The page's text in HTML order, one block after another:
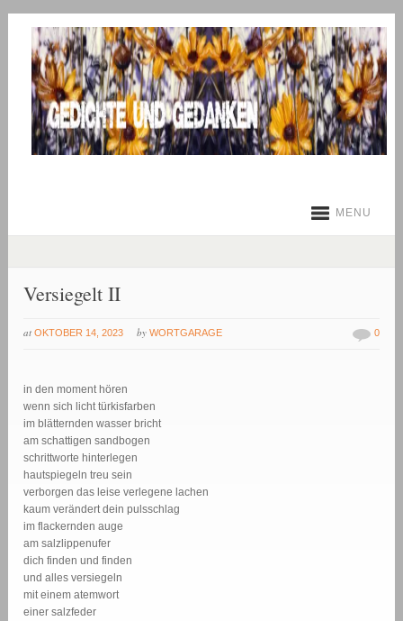
MENU
Versiegelt II
at OKTOBER 14, 2023 by WORTGARAGE 0
in den moment hören
wenn sich licht türkisfarben
im blätternden wasser bricht
am schattigen sandbogen
schrittworte hinterlegen
hautspiegeln treu sein
verborgen das leise verlegene lachen
kaum verändert dein pulsschlag
im flackernden auge
am salzlippenufer
dich finden und finden
und alles versiegeln
mit einem atemwort
einer salzfeder